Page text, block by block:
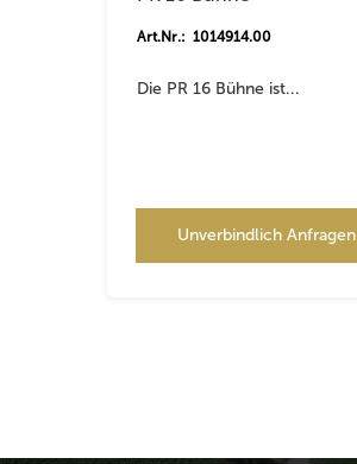
Art.Nr.: 1014914.00
Die PR 16 Bühne ist...
Unverbindlich Anfragen